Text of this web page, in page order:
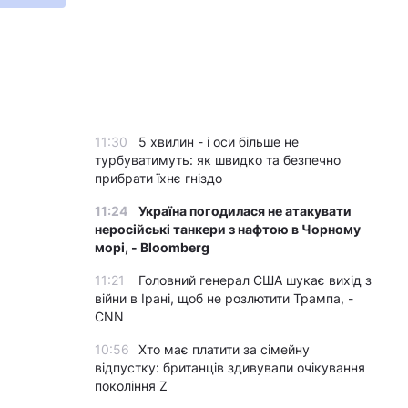
11:30
5 хвилин - і оси більше не
турбуватимуть: як швидко та безпечно
прибрати їхнє гніздо
11:24
Україна погодилася не атакувати
неросійські танкери з нафтою в Чорному
морі, - Bloomberg
11:21
Головний генерал США шукає вихід з
війни в Ірані, щоб не розлютити Трампа, -
CNN
10:56
Хто має платити за сімейну
відпустку: британців здивували очікування
покоління Z